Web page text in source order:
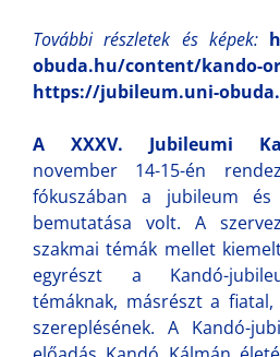
További részletek és képek:
obuda.hu/content/kando-
https://jubileum.uni-
A XXXV. Jubileumi
november 14-15-én
fókuszában a jubileum
bemutatása volt. A
szakmai témák mellet
egyrészt a Kandó-
témáknak, másrészt a
szereplésének. A Kandó-